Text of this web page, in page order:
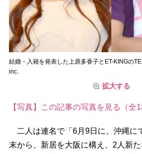
結婚・入籍を発表した上原多香子とET-KINGの
inc.
拡大する
【写真】この記事の写真を見る（全1
二人は連名で「6月9日に、沖縄に
末から、新居を大阪に構え、2人新